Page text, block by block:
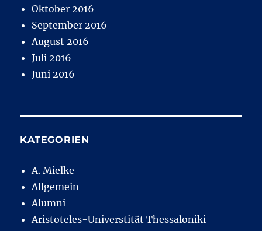
Oktober 2016
September 2016
August 2016
Juli 2016
Juni 2016
KATEGORIEN
A. Mielke
Allgemein
Alumni
Aristoteles-Universtität Thessaloniki